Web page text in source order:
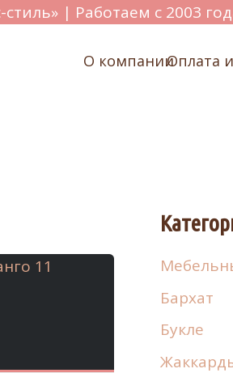
| Работаем с 2003
О компанииОплата
Бархат
Букле